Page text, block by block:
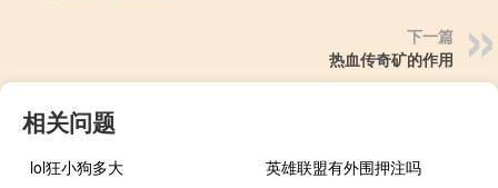
下一篇
热血传奇矿的作用
相关问题
lol狂小狗多大
英雄联盟有外围押注吗